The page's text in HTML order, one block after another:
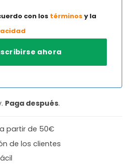
con los términos y la
Paga después.
partir de 50€
de los clientes